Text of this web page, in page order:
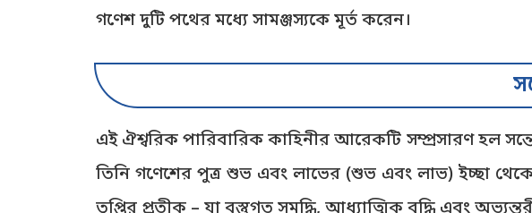
গণেশ দুটি পথের মধ্যে সামঞ্জস্যকে মূর্ত করেন।
এই ঐশ্বরিক পারিবারিক কাহিনীর আরেকটি সম্প্রসারণ হল
তিনি গণেশের পুত্র শুভ এবং লাভের (শুভ এবং লাভ) ইচ্ছা